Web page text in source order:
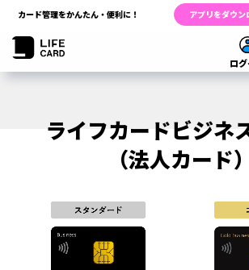
カード管理をかんたん・便利に！ アプリをダウン
ロ
ライフカードビジネ
（法人カード）